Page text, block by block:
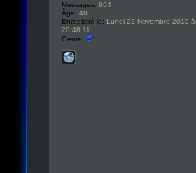
Messages: 864
Âge: 48
Enregistré le: Lundi 22 Novembre 2010 à
20:48:11
Genre: